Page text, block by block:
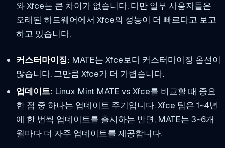
와 Xfce는 큰 차이가 없습니다. 다만 일부 사용자들은
오래된 하드웨어에서 Xfce의 성능이 더 빠르다고 보고
하고 있습니다.
커스터마이징: MATE는 Xfce보다 커스터마이징 옵션이
많습니다. 그만큼 Xfce가 더 가볍습니다.
업데이트: Linux Mint MATE vs Xfce를 비교할 때 중요
한 점 중 하나는 업데이트 주기입니다. Xfce 팀은 1~4년
에 한 번씩 업데이트를 출시하는 반면, MATE는 3~6개
월마다 더 자주 업데이트를 제공합니다.